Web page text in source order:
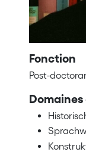
Fonction
Post-